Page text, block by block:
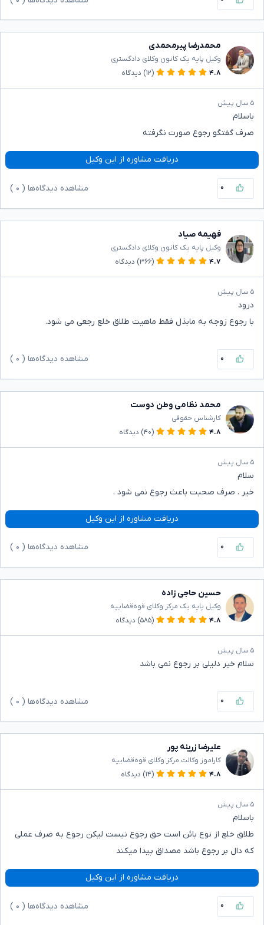
محمدرضا پیرمحمدی
وکیل پایه یک کانون وکلای دادگستری
۴.۸
(۱۲) دیدگاه
۵ سال پیش
باسلام
صرف گفتگو رجوع صورت نگرفته
دریافت مشاوره از این وکیل
۰ مشاهده دیدگاه‌ها ( ۰
فهیمه صیاد
وکیل پایه یک کانون وکلای دادگستری
۴.۷
(۳۶۶) دیدگاه
۵ سال پیش
درود
با رجوع زوجه به مابذل فقط ماهیت طلاق خلع رجعی می شود.
۰ مشاهده دیدگاه‌ها ( ۰
محمد نظامی وطن دوست
کارشناس حقوقی
۴.۸
(۴۰) دیدگاه
۵ سال پیش
سلام
خیر . صرف صحبت باعث رجوع نمی شود .
دریافت مشاوره از این وکیل
۰ مشاهده دیدگاه‌ها ( ۰
حسین حاجی زاده
وکیل پایه یک مرکز وکلای قوه‌قضاییه
۴.۸
(۵۸۵) دیدگاه
۵ سال پیش
سلام خیر دلیلی بر رجوع نمی باشد
۰ مشاهده دیدگاه‌ها ( ۰
علیرضا زرینه پور
کاراموز وکالت مرکز وکلای قوه‌قضاییه
۴.۸
(۱۴) دیدگاه
۵ سال پیش
باسلام
طلاق خلع از نوع بائن است حق رجوع نیست لیکن رجوع به صرف عملی
که دال بر رجوع باشد مصداق پیدا میکند
دریافت مشاوره از این وکیل
۰ مشاهده دیدگاه‌ها ( ۰